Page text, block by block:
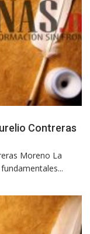
Contreras
Moreno La